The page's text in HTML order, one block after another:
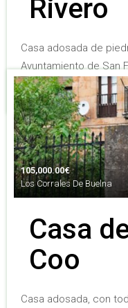
Rivero
Casa adosada de
Ayuntamiento de San
5 3 156
105,000.00€
Los Corrales De Buelna
Casa
Coo
Casa adosada, con